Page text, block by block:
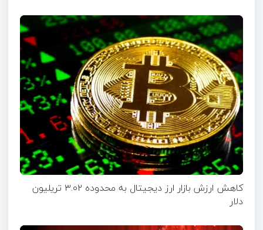
کاهش ارزش بازار ارز دیجیتال به محدوده ۳.۰۲ تریلیون
دلار